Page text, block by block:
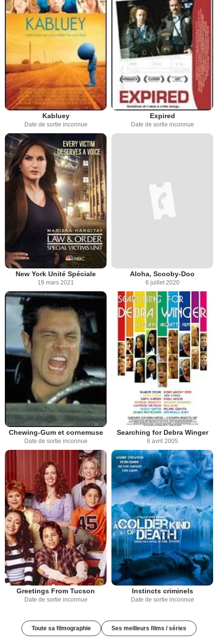
Kabluey
Date de sortie inconnue
Expired
Date de sortie inconnue
New York Unité Spéciale
19 mars 2021
Aloha, Scooby-Doo
6 juillet 2020
Chewing-Gum et cornemuse
Date de sortie inconnue
Searching for Debra Winger
6 avril 2005
Greetings From Tucson
Date de sortie inconnue
Instincts criminels
Date de sortie inconnue
Toute sa filmographie Ses meilleurs films / séries